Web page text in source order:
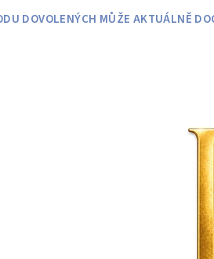
DOVOLENÝCH MŮŽE AKTUÁLNĚ